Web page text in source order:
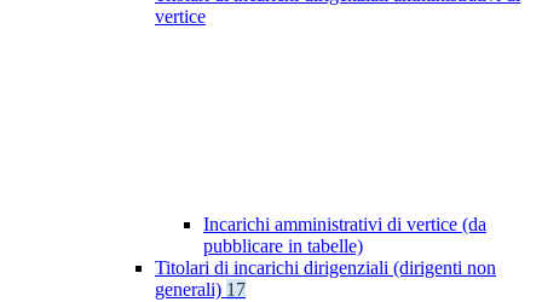
vertice
Incarichi amministrativi di vertice (da
pubblicare in tabelle)
Titolari di incarichi dirigenziali (dirigenti non
generali) 17